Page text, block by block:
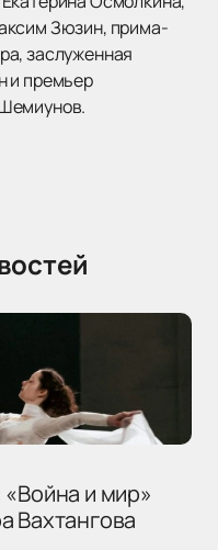
Зюзин, прима-
заслуженная
и премьер
и мир»
Вахтангова